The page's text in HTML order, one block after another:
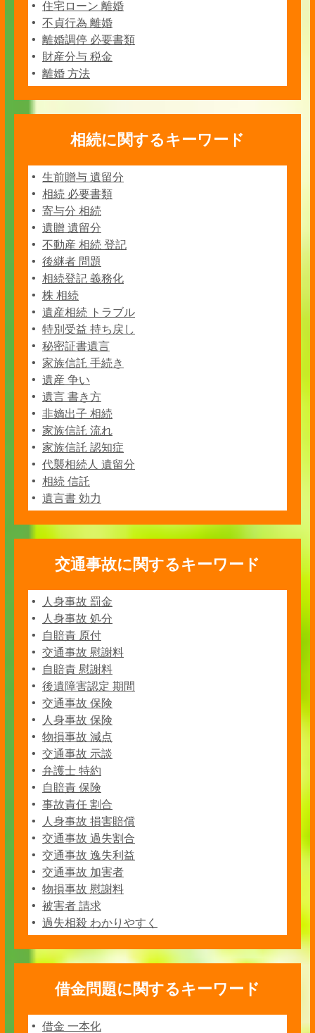
住宅ローン 離婚
不貞行為 離婚
離婚調停 必要書類
財産分与 税金
離婚 方法
相続に関するキーワード
生前贈与 遺留分
相続 必要書類
寄与分 相続
遺贈 遺留分
不動産 相続 登記
後継者 問題
相続登記 義務化
株 相続
遺産相続 トラブル
特別受益 持ち戻し
秘密証書遺言
家族信託 手続き
遺産 争い
遺言 書き方
非嫡出子 相続
家族信託 流れ
家族信託 認知症
代襲相続人 遺留分
相続 信託
遺言書 効力
交通事故に関するキーワード
人身事故 罰金
人身事故 処分
自賠責 原付
交通事故 慰謝料
自賠責 慰謝料
後遺障害認定 期間
交通事故 保険
人身事故 保険
物損事故 減点
交通事故 示談
弁護士 特約
自賠責 保険
事故責任 割合
人身事故 損害賠償
交通事故 過失割合
交通事故 逸失利益
交通事故 加害者
物損事故 慰謝料
被害者 請求
過失相殺 わかりやすく
借金問題に関するキーワード
借金 一本化